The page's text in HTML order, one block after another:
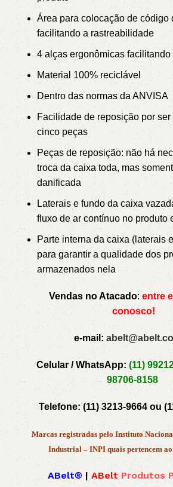
Área para colocação de código
facilitando a rastreabilidade
4 alças ergonômicas facilitando
Material 100% reciclável
Dentro das normas da ANVISA
Facilidade de reposição por ser
cinco peças
Peças de reposição: não há
troca da caixa toda, mas
danificada
Laterais e fundo da caixa
fluxo de ar contínuo no produto
Parte interna da caixa (laterais
para garantir a qualidade dos
armazenados nela
Vendas no Atacado: entre
conosco!
e-mail:
Celular / WhatsApp: (11)
98706-8158
Telefone:(11) 3213-9664 ou
Marcas registradas pelo Instituto
Industrial – INPI quais pertencem
ABelt®|ABeltProdutos